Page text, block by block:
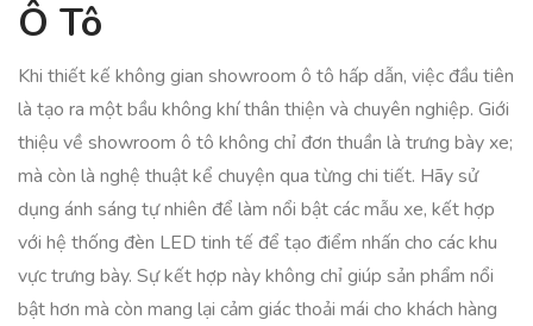
Ô Tô
Khi thiết kế không gian showroom ô tô hấp dẫn, việc đầu tiên
là tạo ra một bầu không khí thân thiện và chuyên nghiệp. Giới
thiệu về showroom ô tô không chỉ đơn thuần là trưng bày xe;
mà còn là nghệ thuật kể chuyện qua từng chi tiết. Hãy sử
dụng ánh sáng tự nhiên để làm nổi bật các mẫu xe, kết hợp
với hệ thống đèn LED tinh tế để tạo điểm nhấn cho các khu
vực trưng bày. Sự kết hợp này không chỉ giúp sản phẩm nổi
bật hơn mà còn mang lại cảm giác thoải mái cho khách hàng